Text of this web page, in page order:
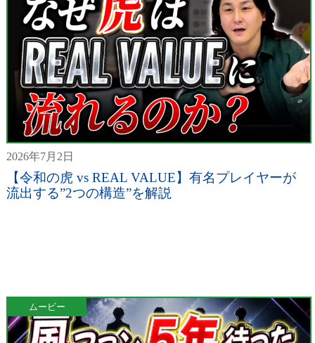
2026年7月2日
【令和の虎 vs REAL VALUE】有名プレイヤーが
流出する”2つの構造”を解説
ムービー